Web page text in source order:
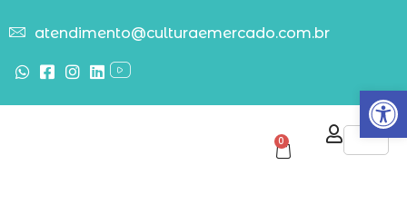
Abrir
atendimento@culturaemercado.com.br
0